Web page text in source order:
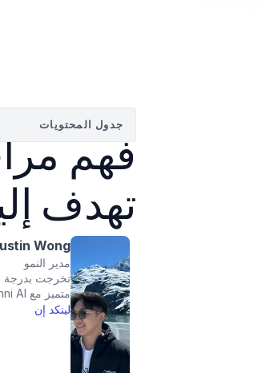
بواسطةJustin Wong
تهدف
Wong
مدير النمو
متميز مع Jenni AI لتسهيل مهام الكتابة الأكاديمية وتعزيز مهاراتك بطريقة جذابة!
لينكد إن
جدول المحتويات